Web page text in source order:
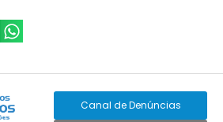
Canal de Denúncias